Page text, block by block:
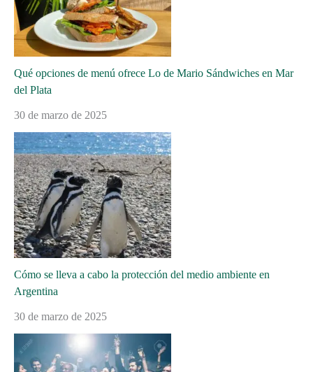
Qué opciones de menú ofrece Lo de Mario Sándwiches en Mar
del Plata
30 de marzo de 2025
Cómo se lleva a cabo la protección del medio ambiente en
Argentina
30 de marzo de 2025